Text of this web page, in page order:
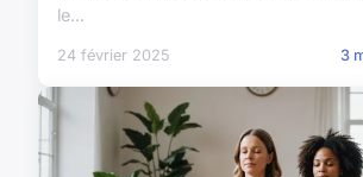
le...
24 février 2025 3